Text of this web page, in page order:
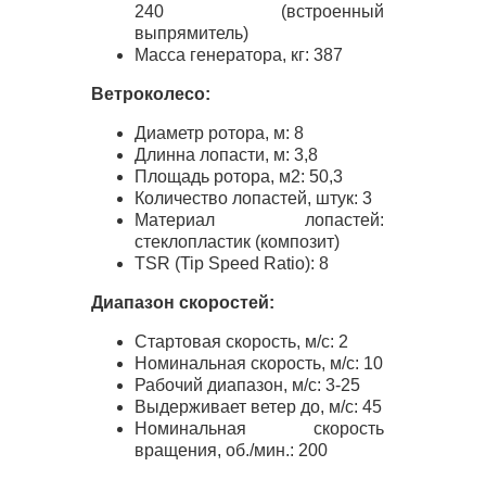
240 (встроенный
выпрямитель)
Масса генератора, кг: 387
Ветроколесо:
Диаметр ротора, м: 8
Длинна лопасти, м: 3,8
Площадь ротора, м2: 50,3
Количество лопастей, штук: 3
Материал лопастей:
стеклопластик (композит)
TSR (Tip Speed Ratio): 8
Диапазон скоростей:
Стартовая скорость, м/с: 2
Номинальная скорость, м/с: 10
Рабочий диапазон, м/с: 3-25
Выдерживает ветер до, м/с: 45
Номинальная скорость
вращения, об./мин.: 200